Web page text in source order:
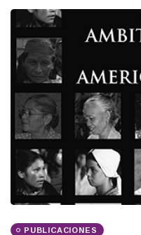
PUBLICACIONES